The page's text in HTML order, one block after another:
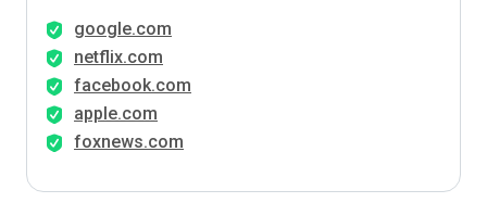
google.com
netflix.com
facebook.com
apple.com
foxnews.com